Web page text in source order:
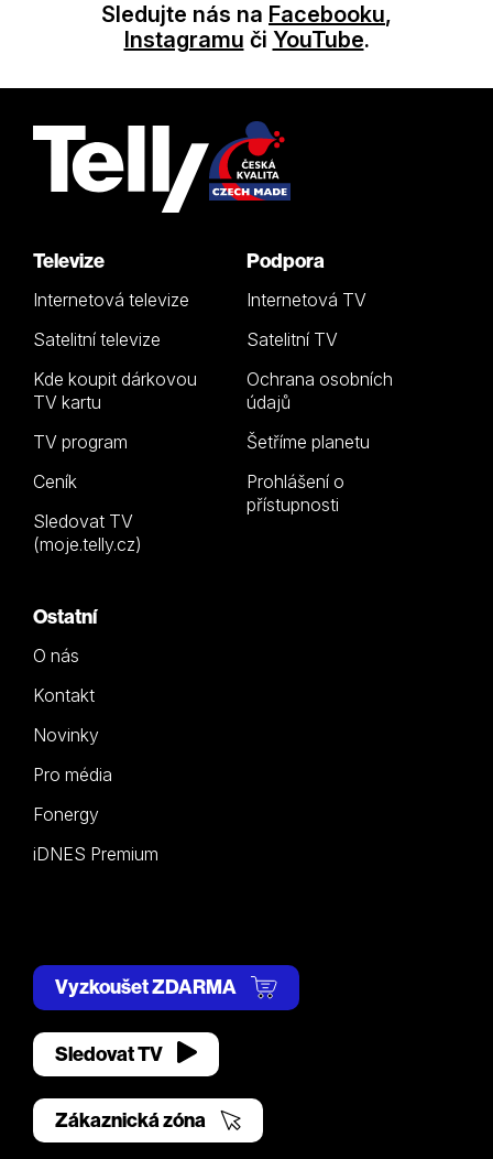
Sledujte nás na Facebooku,
Instagramu či YouTube.
Televize
Internetová televize
Satelitní televize
Kde koupit dárkovou
TV kartu
TV program
Ceník
Sledovat TV
(moje.telly.cz)
Podpora
Internetová TV
Satelitní TV
Ochrana osobních
údajů
Šetříme planetu
Prohlášení o
přístupnosti
Ostatní
O nás
Kontakt
Novinky
Pro média
Fonergy
iDNES Premium
Vyzkoušet ZDARMA
Sledovat TV
Zákaznická zóna